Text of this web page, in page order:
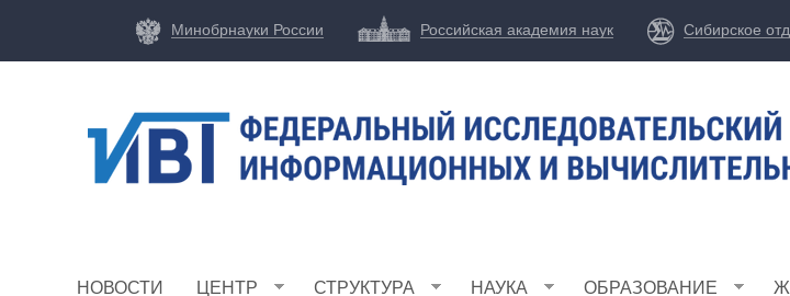
Перейти
к
Минобрнауки России Российская академия наук Сибирское
И
НОВОСТИ ЦЕНТР СТРУКТУРА НАУКА ОБРАЗОВАНИЕ